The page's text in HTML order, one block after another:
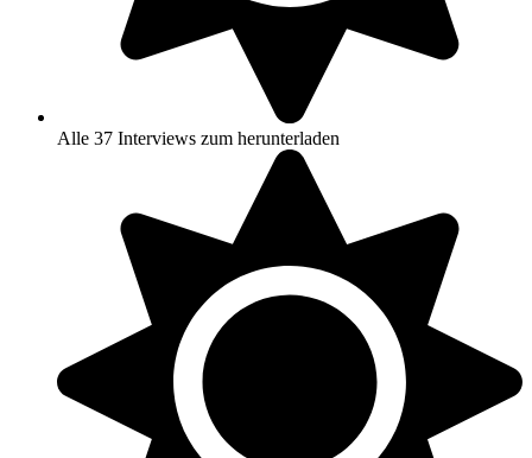
Alle 37 Interviews zum herunterladen